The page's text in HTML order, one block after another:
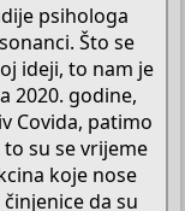
psihologa
Što se
ideji, to nam je
2020. godine,
Covida, patimo
su se vrijeme
koje nose
da su